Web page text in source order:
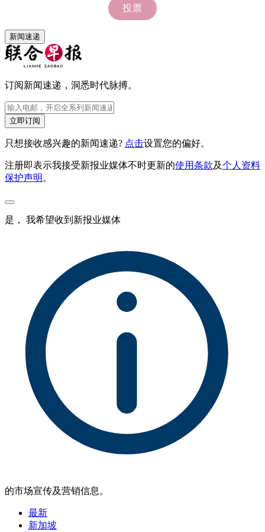
新闻速递
订阅新闻速递，洞悉时代脉搏。
立即订阅
只想接收感兴趣的新闻速递? 点击设置您的偏好。
注册即表示我接受新报业媒体不时更新的使用条款及个人资料
保护声明。
是， 我希望收到新报业媒体
的市场宣传及营销信息。
最新
新加坡